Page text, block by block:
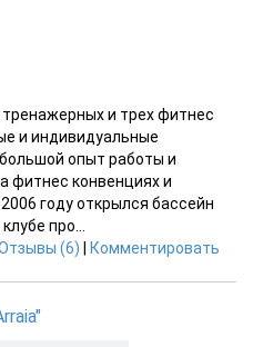
и трех фитнес
и индивидуальные
опыт работы и
фитнес конвенциях и
году открылся бассейн
про...
(6)
Комментировать